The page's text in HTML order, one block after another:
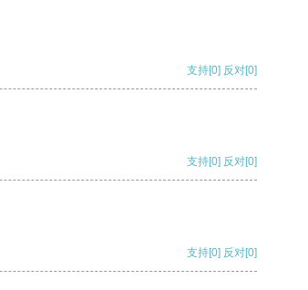
支持[0] 反对[0]
支持[0] 反对[0]
支持[0] 反对[0]